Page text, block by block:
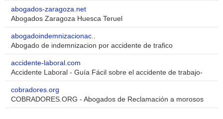
abogados-zaragoza.net
Abogados Zaragoza Huesca Teruel
abogadoindemnizacionac..
Abogado de indemnizacion por accidente de trafico
accidente-laboral.com
Accidente Laboral - Guía Fácil sobre el accidente de trabajo-
cobradores.org
COBRADORES.ORG - Abogados de Reclamación a morosos